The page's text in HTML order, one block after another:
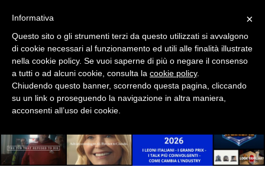
×
Informativa
Questo sito o gli strumenti terzi da questo utilizzati si avvalgono
di cookie necessari al funzionamento ed utili alle finalità illustrate
nella cookie policy. Se vuoi saperne di più o negare il consenso
a tutti o ad alcuni cookie, consulta la cookie policy.
Chiudendo questo banner, scorrendo questa pagina, cliccando
su un link o proseguendo la navigazione in altra maniera,
acconsenti all’uso dei cookie.